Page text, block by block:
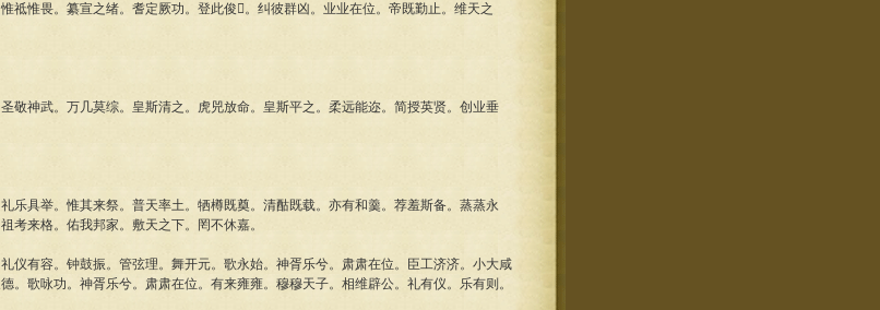
惟畏。纂宣之绪。耆定厥功。登此俊。纠彼群凶。业业在位。帝既勤止。维天之
神武。万几莫综。皇斯清之。虎兕放命。皇斯平之。柔远能迩。简授英贤。创业垂
具举。惟其来祭。普天率土。牺樽既奠。清酤既载。亦有和羹。荐羞斯备。蒸蒸永
考来格。佑我邦家。敷天之下。罔不休嘉。
有容。钟鼓振。管弦理。舞开元。歌永始。神胥乐兮。肃肃在位。臣工济济。小大咸
。歌咏功。神胥乐兮。肃肃在位。有来雍雍。穆穆天子。相维辟公。礼有仪。乐有则。